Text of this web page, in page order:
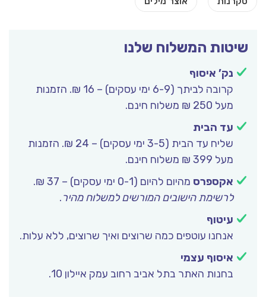
שיטות המשלוח שלנו
נק’ איסוף
קרובה לביתך (6-9 ימי עסקים) – 16 ₪. הזמנות
מעל 250 ₪ משלוח חינם.
עד הבית
שליח עד הבית (3-5 ימי עסקים) – 24 ₪. הזמנות
מעל 399 ₪ משלוח חינם.
אקספרס מהיום להיום (0-1 ימי עסקים) – 37 ₪.
לרשימת הישובים המורשים למשלוח מהיר.
עיטוף
אנחנו עוטפים כמה שרוצים ואיך שרוצים, ללא עלות.
איסוף עצמי
בחנות האתר בתל אביב רחוב עמק איילון 10.